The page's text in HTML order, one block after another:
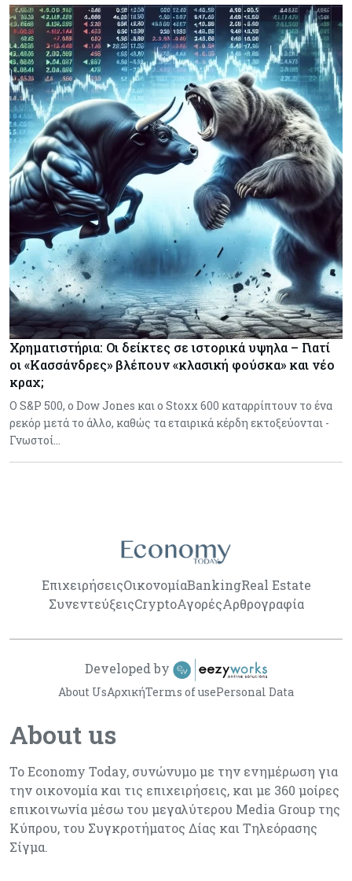
Χρηματιστήρια: Οι δείκτες σε ιστορικά υψηλα – Γιατί
οι «Κασσάνδρες» βλέπουν «κλασική φούσκα» και νέο
κραχ;
Ο S&P 500, ο Dow Jones και ο Stoxx 600 καταρρίπτουν το ένα
ρεκόρ μετά το άλλο, καθώς τα εταιρικά κέρδη εκτοξεύονται -
Γνωστοί…
ΕπιχειρήσειςΟικονομίαBankingReal Estate
ΣυνεντεύξειςCryptoΑγορέςΑρθρογραφία
About us
Το Economy Today, συνώνυμο με την ενημέρωση για
την οικονομία και τις επιχειρήσεις, και με 360 μοίρες
επικοινωνία μέσω του μεγαλύτερου Media Group της
Κύπρου, του Συγκροτήματος Δίας και Τηλεόρασης
Σίγμα.
About UsΑρχικήTerms of usePersonal Data
Developed by